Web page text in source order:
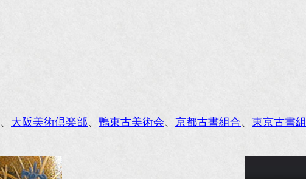
『花時間』7月号
『東京育ちの京都案内』麻生圭子著 文芸春秋刊
、 大阪美術倶楽部、 鴨東古美術会、 京都古書組合、 東京古書